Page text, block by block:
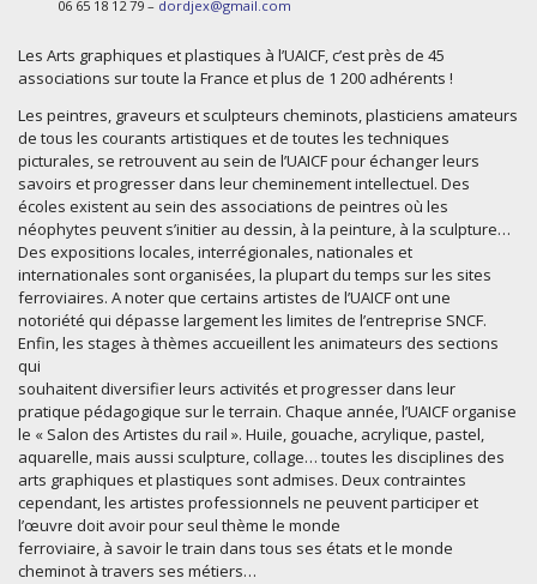
06 65 18 12 79 – dordjex@gmail.com
Les Arts graphiques et plastiques à l’UAICF, c’est près de 45
associations sur toute la France et plus de 1 200 adhérents !
Les peintres, graveurs et sculpteurs cheminots, plasticiens amateurs
de tous les courants artistiques et de toutes les techniques
picturales, se retrouvent au sein de l’UAICF pour échanger leurs
savoirs et progresser dans leur cheminement intellectuel. Des
écoles existent au sein des associations de peintres où les
néophytes peuvent s’initier au dessin, à la peinture, à la sculpture…
Des expositions locales, interrégionales, nationales et
internationales sont organisées, la plupart du temps sur les sites
ferroviaires. A noter que certains artistes de l’UAICF ont une
notoriété qui dépasse largement les limites de l’entreprise SNCF.
Enfin, les stages à thèmes accueillent les animateurs des sections
qui
souhaitent diversifier leurs activités et progresser dans leur
pratique pédagogique sur le terrain. Chaque année, l’UAICF organise
le « Salon des Artistes du rail ». Huile, gouache, acrylique, pastel,
aquarelle, mais aussi sculpture, collage… toutes les disciplines des
arts graphiques et plastiques sont admises. Deux contraintes
cependant, les artistes professionnels ne peuvent participer et
l’œuvre doit avoir pour seul thème le monde
ferroviaire, à savoir le train dans tous ses états et le monde
cheminot à travers ses métiers…